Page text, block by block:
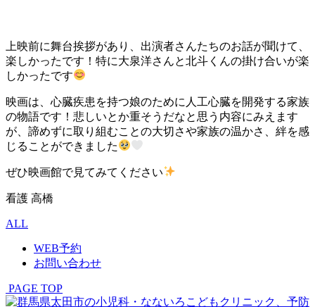
上映前に舞台挨拶があり、出演者さんたちのお話が聞けて、
楽しかったです！特に大泉洋さんと北斗くんの掛け合いが楽
しかったです
映画は、心臓疾患を持つ娘のために人工心臓を開発する家族
の物語です！悲しいとか重そうだなと思う内容にみえます
が、諦めずに取り組むことの大切さや家族の温かさ、絆を感
じることができました
ぜひ映画館で見てみてください
看護 高橋
ALL
WEB予約
お問い合わせ
PAGE TOP